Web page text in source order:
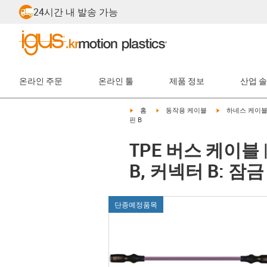
24시간 내 발송 가능
온라인 주문 온라인 툴 제품 정보 산업
igus-icon-arrow-right
홈 igus-icon-arrow-right
동작용 케이블 igus-icon-
하네스 케이블
핀 B
TPE 버스 케이
B, 커넥터 B: 잠
단종예정품목